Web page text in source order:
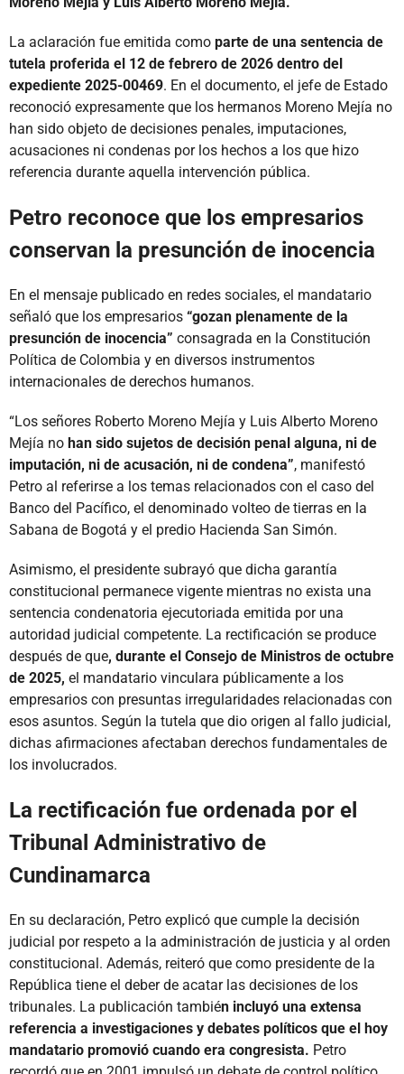
La aclaración fue emitida como parte de una sentencia de
tutela proferida el 12 de febrero de 2026 dentro del
expediente 2025-00469. En el documento, el jefe de Estado
reconoció expresamente que los hermanos Moreno Mejía no
han sido objeto de decisiones penales, imputaciones,
acusaciones ni condenas por los hechos a los que hizo
referencia durante aquella intervención pública.
Petro reconoce que los empresarios
conservan la presunción de inocencia
En el mensaje publicado en redes sociales, el mandatario
señaló que los empresarios “gozan plenamente de la
presunción de inocencia” consagrada en la Constitución
Política de Colombia y en diversos instrumentos
internacionales de derechos humanos.
“Los señores Roberto Moreno Mejía y Luis Alberto Moreno
Mejía no han sido sujetos de decisión penal alguna, ni de
imputación, ni de acusación, ni de condena”, manifestó
Petro al referirse a los temas relacionados con el caso del
Banco del Pacífico, el denominado volteo de tierras en la
Sabana de Bogotá y el predio Hacienda San Simón.
Asimismo, el presidente subrayó que dicha garantía
constitucional permanece vigente mientras no exista una
sentencia condenatoria ejecutoriada emitida por una
autoridad judicial competente. La rectificación se produce
después de que, durante el Consejo de Ministros de octubre
de 2025, el mandatario vinculara públicamente a los
empresarios con presuntas irregularidades relacionadas con
esos asuntos. Según la tutela que dio origen al fallo judicial,
dichas afirmaciones afectaban derechos fundamentales de
los involucrados.
La rectificación fue ordenada por el
Tribunal Administrativo de
Cundinamarca
En su declaración, Petro explicó que cumple la decisión
judicial por respeto a la administración de justicia y al orden
constitucional. Además, reiteró que como presidente de la
República tiene el deber de acatar las decisiones de los
tribunales. La publicación también incluyó una extensa
referencia a investigaciones y debates políticos que el hoy
mandatario promovió cuando era congresista. Petro